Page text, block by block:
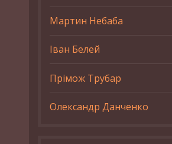
Мартин Небаба
Іван Белей
Прімож Трубар
Олександр Данченко